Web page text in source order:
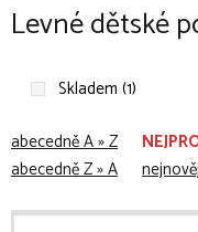
Levné dětské
Skladem (1)
abecedně A » Z
abecedně Z » A